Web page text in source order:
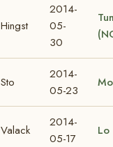
Hingst
2014-
05-
30
Sto
2014-
05-23
Valack
2014-
05-17
Lo